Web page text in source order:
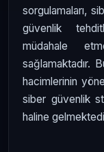
sorgulamaları,
güvenlik
müdahale
sağlamaktadır.
hacimlerinin
siber güvenlik
haline